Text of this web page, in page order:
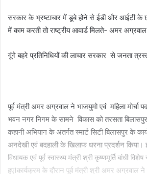
सरकार के भ्रष्टाचार में डूबे होने से ईडी और आईटी के
में काम करती तो राष्ट्रीय आवार्ड मिलते- अमर अग्रवाल
गूंगे बहरे प्रतिनिधियों की लाचार सरकार से जनता त्रस्त
पूर्व मंत्री अमर अग्रवाल ने भाजयुमो एवं महिला मोर्चा
भवन नगर निगम के सामने विकास को तरसता
कहानी अभियान के अंतर्गत स्मार्ट सिटी बिलासपुर के
अनदेखी एवं बदहाली के खिलाफ धरना प्रदर्शन
विधायक एवं पूर्व स्वास्थ्य मंत्री श्री कृष्णमूर्ति बांधी
हुएlकार्यक्रम के दौरान पूर्व मंत्री श्री अमर अग्रवाल